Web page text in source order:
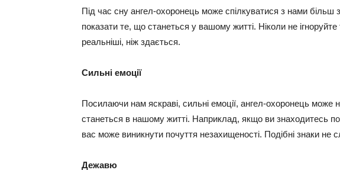
Під час сну ангел-охоронець може спілкуватися з нами більш
показати те, що станеться у вашому житті. Ніколи не
реальніші, ніж здається.
Сильні емоції
Посилаючи нам яскраві, сильні емоції, ангел-охоронець може
станеться в нашому житті. Наприклад, якщо ви знаходитесь
вас може виникнути почуття незахищеності. Подібні знаки не
Дежавю